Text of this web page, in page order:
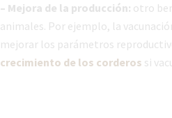
– Mejora de la producción: otro
animales. Por ejemplo, la
mejorar los parámetros
crecimiento de los corderos si